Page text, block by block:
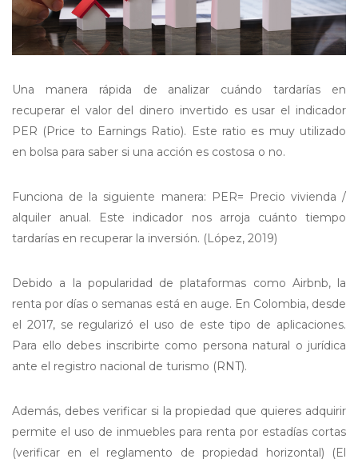
Una manera rápida de analizar cuándo tardarías en
recuperar el valor del dinero invertido es usar el indicador
PER (Price to Earnings Ratio). Este ratio es muy utilizado
en bolsa para saber si una acción es costosa o no.
Funciona de la siguiente manera: PER= Precio vivienda /
alquiler anual. Este indicador nos arroja cuánto tiempo
tardarías en recuperar la inversión. (López, 2019)
Debido a la popularidad de plataformas como Airbnb, la
renta por días o semanas está en auge. En Colombia, desde
el 2017, se regularizó el uso de este tipo de aplicaciones.
Para ello debes inscribirte como persona natural o jurídica
ante el registro nacional de turismo (RNT).
Además, debes verificar si la propiedad que quieres adquirir
permite el uso de inmuebles para renta por estadías cortas
(verificar en el reglamento de propiedad horizontal) (El